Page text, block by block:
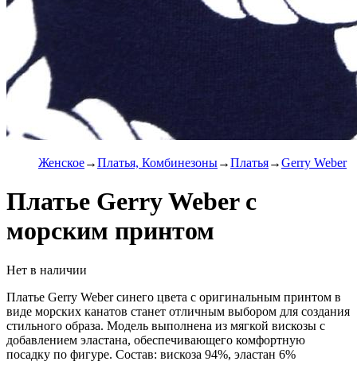
Женское Платья, Комбинезоны Платья Gerry Weber
Платье Gerry Weber с
морским принтом
Нет в наличии
Платье Gerry Weber синего цвета с оригинальным принтом в
виде морских канатов станет отличным выбором для создания
стильного образа. Модель выполнена из мягкой вискозы с
добавлением эластана, обеспечивающего комфортную
посадку по фигуре. Состав: вискоза 94%, эластан 6%